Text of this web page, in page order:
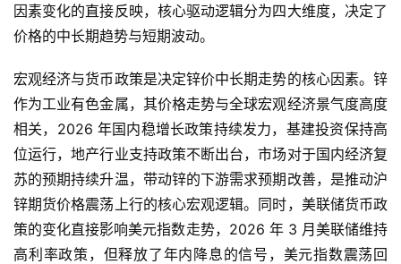
因素变化的直接反映，核心驱动逻辑分为四大维度，决定了
价格的中长期趋势与短期波动。
宏观经济与货币政策是决定锌价中长期走势的核心因素。锌
作为工业有色金属，其价格走势与全球宏观经济景气度高度
相关，2026 年国内稳增长政策持续发力，基建投资保持高
位运行，地产行业支持政策不断出台，市场对于国内经济复
苏的预期持续升温，带动锌的下游需求预期改善，是推动沪
锌期货价格震荡上行的核心宏观逻辑。同时，美联储货币政
策的变化直接影响美元指数走势，2026 年 3 月美联储维持
高利率政策，但释放了年内降息的信号，美元指数震荡回